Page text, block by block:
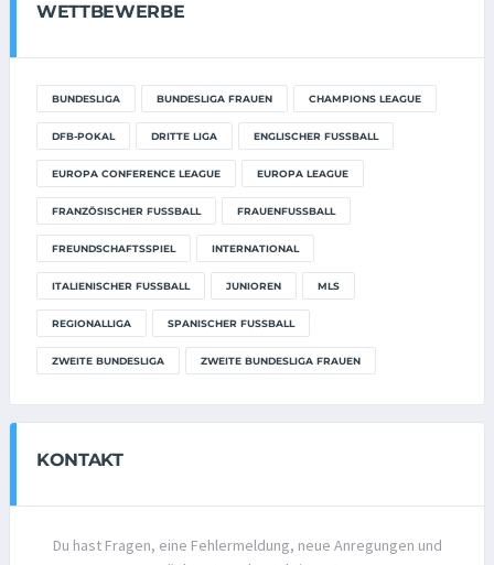
WETTBEWERBE
BUNDESLIGA BUNDESLIGA FRAUEN CHAMPIONS LEAGUE
DFB-POKAL DRITTE LIGA ENGLISCHER FUSSBALL
EUROPA CONFERENCE LEAGUE EUROPA LEAGUE
FRANZÖSISCHER FUSSBALL FRAUENFUSSBALL
FREUNDSCHAFTSSPIEL INTERNATIONAL
ITALIENISCHER FUSSBALL JUNIOREN MLS
REGIONALLIGA SPANISCHER FUSSBALL
ZWEITE BUNDESLIGA ZWEITE BUNDESLIGA FRAUEN
KONTAKT
Du hast Fragen, eine Fehlermeldung, neue Anregungen und